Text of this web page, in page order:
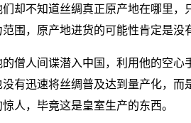
却不知道丝绸真正原产地在哪里
围，原产地进货的可能性肯定是没
僧人间谍潜入中国，利用他的空
有迅速将丝绸普及达到量产化，
人，毕竟这是皇室生产的东西。